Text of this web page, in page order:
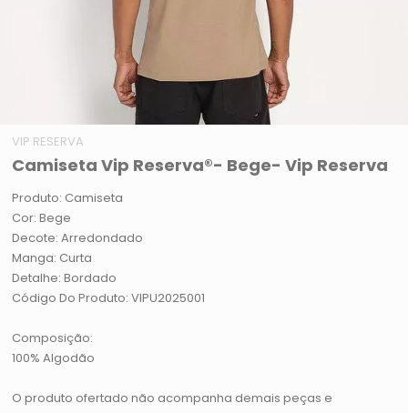
VIP RESERVA
Camiseta Vip Reserva®- Bege- Vip Reserva
Produto: Camiseta
Cor: Bege
Decote: Arredondado
Manga: Curta
Detalhe: Bordado
Código Do Produto: VIPU2025001
Composição:
100% Algodão
O produto ofertado não acompanha demais peças e